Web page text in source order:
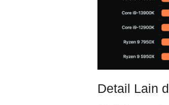
Detail Lain